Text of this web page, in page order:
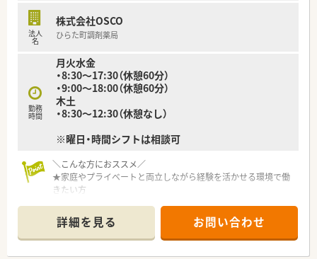
り、風通しの良さに繋がっています。代表も薬剤師として現場に
出ておりますので、現場のことをしっかり理解しているので安心
域に根差した薬局経営を重視している企業様です。
【17時半までのシフトでプライベートと両立◎】
シフトにもよりますが、最大17時半までの勤務となり、ワークラ
イフバランス重視したい方にもおススメです。残業時間も平均5
全員が公平であることを意識しており、夏季休暇や年末年始休暇
＼こんな方におススメ／
★家庭やプライベートと両立しながら経験を活かせる環境で働
きたい方
★異動や転勤なく腰を据えて働きたい方
★現場のことをしっかりわかってくれている会社でお勤めされ
たい方
法人
名
株式会社OSCO
ひらた町調剤薬局
勤務
時間
月火水金
・8:30～17:30（休憩60分）
・9:00～18:00（休憩60分）
木土
・8:30～12:30（休憩なし）
※曜日・時間シフトは相談可
＼こんな方におススメ／
★家庭やプライベートと両立しながら経験を活かせる環境で働
きたい方
★現場のことをしっかりわかってくれている会社でお勤めされ
たい方
★スキルアップ・維持できる環境で働きたい方
詳細を見る お問い合わせ